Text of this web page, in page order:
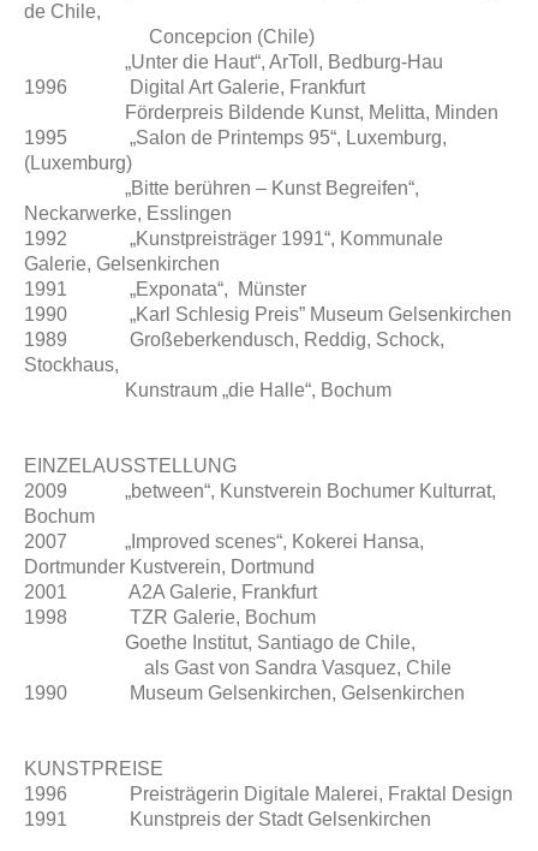
de Chile,
Concepcion (Chile)
„Unter die Haut“, ArToll, Bedburg-Hau
1996 Digital Art Galerie, Frankfurt
Förderpreis Bildende Kunst, Melitta, Minden
1995 „Salon de Printemps 95“, Luxemburg,
(Luxemburg)
„Bitte berühren – Kunst Begreifen“,
Neckarwerke, Esslingen
1992 „Kunstpreisträger 1991“, Kommunale
Galerie, Gelsenkirchen
1991 „Exponata“, Münster
1990 „Karl Schlesig Preis” Museum Gelsenkirchen
1989 Großeberkendusch, Reddig, Schock,
Stockhaus,
Kunstraum „die Halle“, Bochum
EINZELAUSSTELLUNG
2009 „between“, Kunstverein Bochumer Kulturrat,
Bochum
2007 „Improved scenes“, Kokerei Hansa,
Dortmunder Kustverein, Dortmund
2001 A2A Galerie, Frankfurt
1998 TZR Galerie, Bochum
Goethe Institut, Santiago de Chile,
als Gast von Sandra Vasquez, Chile
1990 Museum Gelsenkirchen, Gelsenkirchen
KUNSTPREISE
1996 Preisträgerin Digitale Malerei, Fraktal Design
1991 Kunstpreis der Stadt Gelsenkirchen